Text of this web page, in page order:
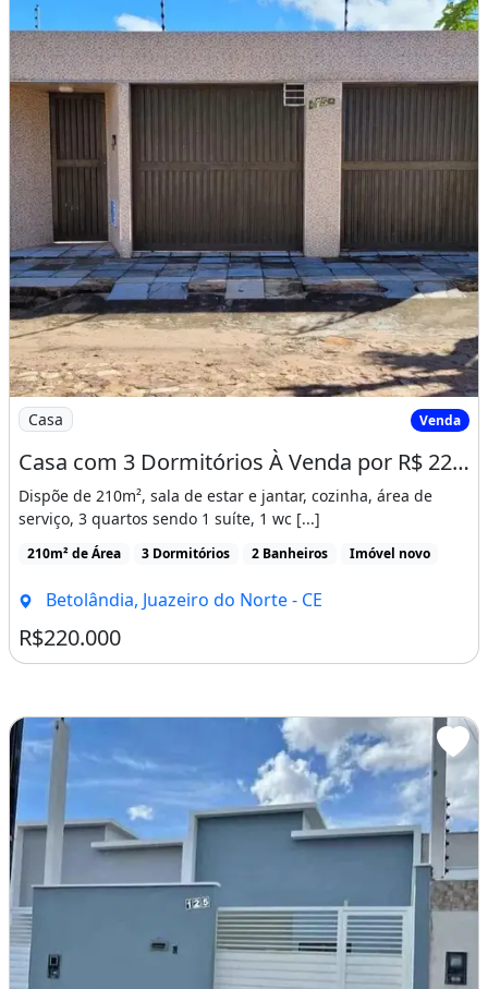
Imagem: Casa com 3 Dormitórios À Venda por R$
Casa
Dispõe de 210m², sala de estar e jantar, cozinha, área de
serviço, 3 quartos sendo 1 suíte, 1 wc [...]
210m² de Área 3 Dormitórios 2 Banheiros Imóvel novo
Betolândia, Juazeiro do Norte - CE
R$220.000